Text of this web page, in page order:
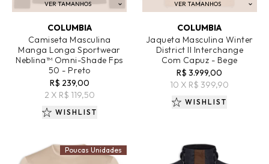
VER TAMANHOS
ADICIONAR AO CARRINHO
COLUMBIA
Camiseta Masculina
Manga Longa Sportwear
Neblina™ Omni-Shade Fps
50 - Preto
R$ 239,00
2 X R$ 119,50
WISHLIST
VER TAMANHOS
ADICIONAR AO CARRINHO
COLUMBIA
Jaqueta Masculina Winter
District II Interchange
Com Capuz - Bege
R$ 3.999,00
10 X R$ 399,90
WISHLIST
Poucas Unidades